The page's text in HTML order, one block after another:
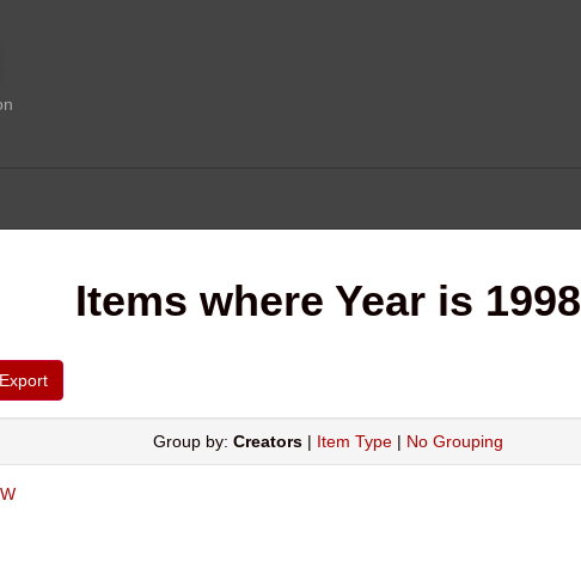
Items where Year is 1998
Group by: Creators | Item Type | No Grouping
W